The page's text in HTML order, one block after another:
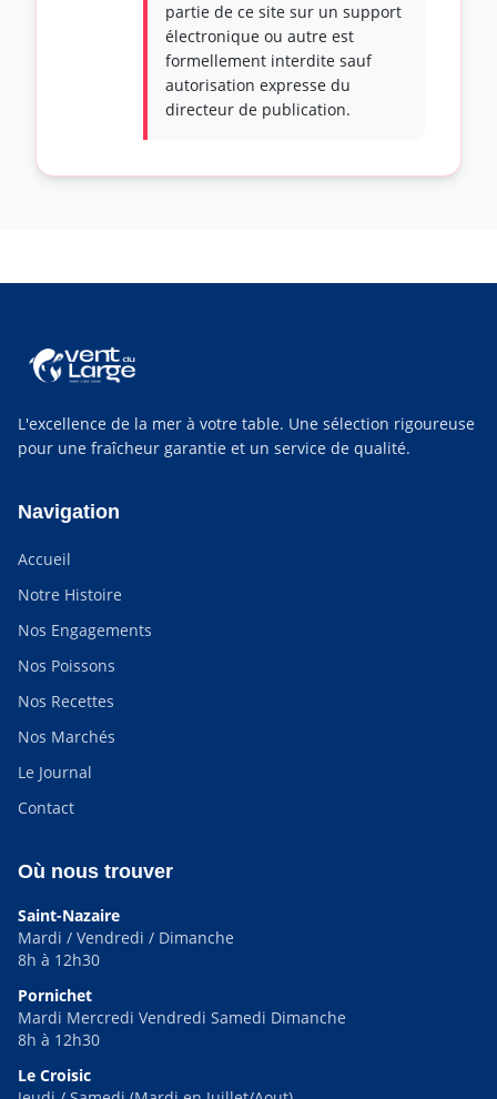
partie de ce site sur un support
électronique ou autre est
formellement interdite sauf
autorisation expresse du
directeur de publication.
L'excellence de la mer à votre table. Une sélection rigoureuse
pour une fraîcheur garantie et un service de qualité.
Navigation
Accueil
Notre Histoire
Nos Engagements
Nos Poissons
Nos Recettes
Nos Marchés
Le Journal
Contact
Où nous trouver
Saint-Nazaire
Mardi / Vendredi / Dimanche
8h à 12h30
Pornichet
Mardi Mercredi Vendredi Samedi Dimanche
8h à 12h30
Le Croisic